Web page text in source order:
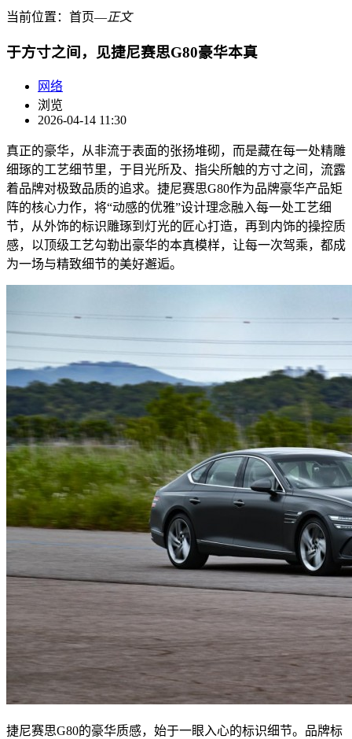
当前位置： 首页―正文
于方寸之间，见捷尼赛思G80豪华本真
网络
浏览
2026-04-14 11:30
真正的豪华，从非流于表面的张扬堆砌，而是藏在每一处精雕
细琢的工艺细节里，于目光所及、指尖所触的方寸之间，流露
着品牌对极致品质的追求。捷尼赛思G80作为品牌豪华产品矩
阵的核心力作，将“动感的优雅”设计理念融入每一处工艺细
节，从外饰的标识雕琢到灯光的匠心打造，再到内饰的操控质
感，以顶级工艺勾勒出豪华的本真模样，让每一次驾乘，都成
为一场与精致细节的美好邂逅。
捷尼赛思G80的豪华质感，始于一眼入心的标识细节。品牌标